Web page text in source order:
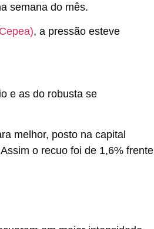
semana do mês.
, a pressão esteve
e as do robusta se
melhor, posto na capital
o recuo foi de 1,6% frente